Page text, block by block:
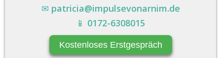
✉ patricia@impulsevonarnim.de
📱 0172-6308015
Kostenloses Erstgespräch